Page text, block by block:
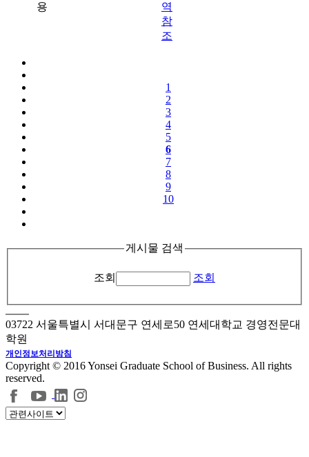
용
역
참
조
1
2
3
4
5
6
7
8
9
10
게시물 검색
조회 조회
03722 서울특별시 서대문구 연세로50 연세대학교 경영전문대
학원
개인정보처리방침
Copyright © 2016 Yonsei Graduate School of Business. All rights
reserved.